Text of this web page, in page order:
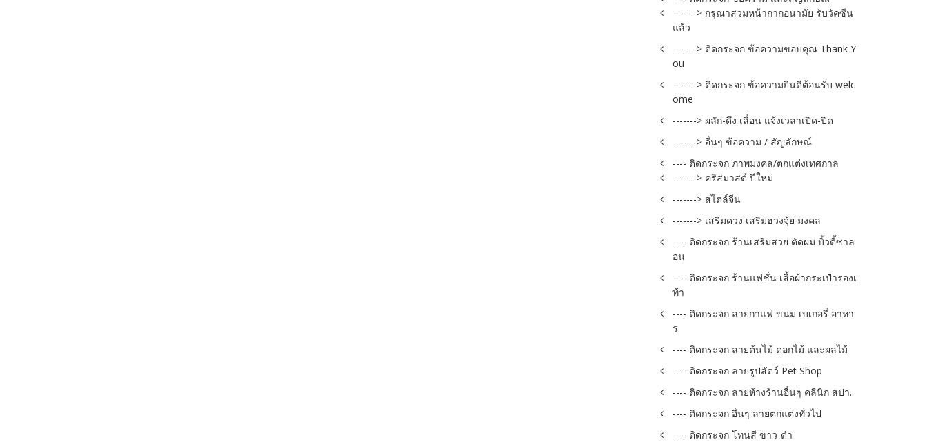
-------> กรุณาสวมหน้ากากอนามัย รับวัคซีน
แล้ว
-------> ติดกระจก ข้อความขอบคุณ Thank Y
ou
-------> ติดกระจก ข้อความยินดีต้อนรับ welc
ome
-------> ผลัก-ดึง เลื่อน แจ้งเวลาเปิด-ปิด
-------> อื่นๆ ข้อความ / สัญลักษณ์
---- ติดกระจก ภาพมงคล/ตกแต่งเทศกาล
-------> คริสมาสต์ ปีใหม่
-------> สไตล์จีน
-------> เสริมดวง เสริมฮวงจุ้ย มงคล
---- ติดกระจก ร้านเสริมสวย ตัดผม บิ้วตี้ซาล
อน
---- ติดกระจก ร้านแฟชั่น เสื้อผ้ากระเป๋ารองเ
ท้า
---- ติดกระจก ลายกาแฟ ขนม เบเกอรี่ อาหา
ร
---- ติดกระจก ลายต้นไม้ ดอกไม้ และผลไม้
---- ติดกระจก ลายรูปสัตว์ Pet Shop
---- ติดกระจก ลายห้างร้านอื่นๆ คลินิก สปา..
---- ติดกระจก อื่นๆ ลายตกแต่งทั่วไป
---- ติดกระจก โทนสี ขาว-ดำ